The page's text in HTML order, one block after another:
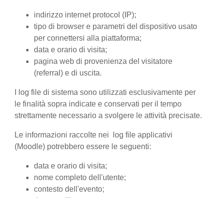
indirizzo internet protocol (IP);
tipo di browser e parametri del dispositivo usato
per connettersi alla piattaforma;
data e orario di visita;
pagina web di provenienza del visitatore
(referral) e di uscita.
I log file di sistema sono utilizzati esclusivamente per
le finalità sopra indicate e conservati per il tempo
strettamente necessario a svolgere le attività precisate.
Le informazioni raccolte nei log file applicativi
(Moodle) potrebbero essere le seguenti:
data e orario di visita;
nome completo dell'utente;
contesto dell'evento;